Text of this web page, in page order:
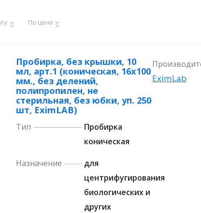
По цене
Пробирка, без крышки, 10
мл, арт.1 (коническая, 16х100
мм., без делений,
полипропилен, не
стерильная, без юбки, уп. 250
шт, EximLAB)
EximLab
Тип
Пробирка
коническая
Назначение
для
центрифугирования
биологических и
других